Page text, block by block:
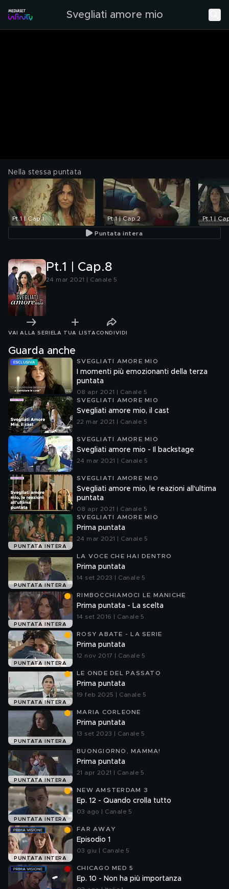
Svegliati amore mio
Nella stessa puntata
Pt.1 | Cap.1 Pt.1 | Cap.2 Pt.1 |
Puntata intera
Pt.1 | Cap.8
24 mar 2021 | Canale 5
VAI ALLA SERIE LA TUA LISTA CONDIVIDI
Guarda anche
SVEGLIATI AMORE MIO
I momenti più emozionanti della terza
puntata
08 apr 2021 | Canale 5
SVEGLIATI AMORE MIO
Svegliati amore mio, il cast
22 mar 2021 | Canale 5
SVEGLIATI AMORE MIO
Svegliati amore mio - Il backstage
24 mar 2021 | Canale 5
SVEGLIATI AMORE MIO
Svegliati amore mio, le reazioni all'ultima
puntata
08 apr 2021 | Canale 5
PUNTATA INTERA
SVEGLIATI AMORE MIO
Prima puntata
24 mar 2021 | Canale 5
PUNTATA INTERA
LA VOCE CHE HAI DENTRO
Prima puntata
14 set 2023 | Canale 5
PUNTATA INTERA
RIMBOCCHIAMOCI LE MANICHE
Prima puntata - La scelta
14 set 2016 | Canale 5
PUNTATA INTERA
ROSY ABATE - LA SERIE
Prima puntata
12 nov 2017 | Canale 5
PUNTATA INTERA
LE ONDE DEL PASSATO
Prima puntata
19 feb 2025 | Canale 5
PUNTATA INTERA
MARIA CORLEONE
Prima puntata
13 set 2023 | Canale 5
PUNTATA INTERA
BUONGIORNO, MAMMA!
Prima puntata
21 apr 2021 | Canale 5
PUNTATA INTERA
NEW AMSTERDAM 3
Ep. 12 - Quando crolla tutto
03 ago | Canale 5
PUNTATA INTERA
FAR AWAY
Episodio 1
03 giu | Canale 5
CHICAGO MED 5
Ep. 10 - Non ha più importanza